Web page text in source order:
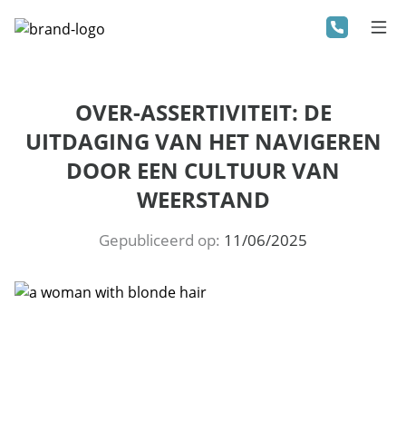
OVER-ASSERTIVITEIT: DE
UITDAGING VAN HET NAVIGEREN
DOOR EEN CULTUUR VAN
WEERSTAND
Gepubliceerd op: 11/06/2025